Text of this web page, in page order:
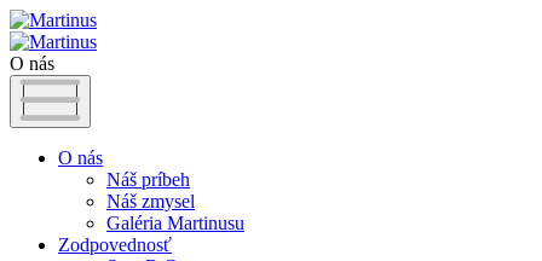
O nás
O nás
Náš príbeh
Náš zmysel
Galéria Martinusu
Zodpovednosť